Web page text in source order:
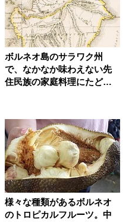
ボルネオ島のサラワク州
で、なかなか味わえない先
住民族の家庭料理にたどり
様々な種類があるボルネオ
のトロピカルフルーツ。中